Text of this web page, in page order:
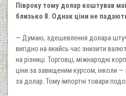
Півроку тому долар коштував
близько 8. Однак ціни не
— Думаю, здешевлення долара
вигідно на якийсь час знизити
на різниці. Торговці, міжнародні
ціни за завищеним курсом, інколи —
за долар. Тому імпортні товари